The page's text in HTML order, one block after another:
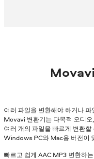
여러 파일을 변환해야 하거나
Movavi 변환기는 다목적 오디
여러 개의 파일을 빠르게 변환
Windows PC와 Mac용 버전이
빠르고 쉽게 AAC MP3 변환하